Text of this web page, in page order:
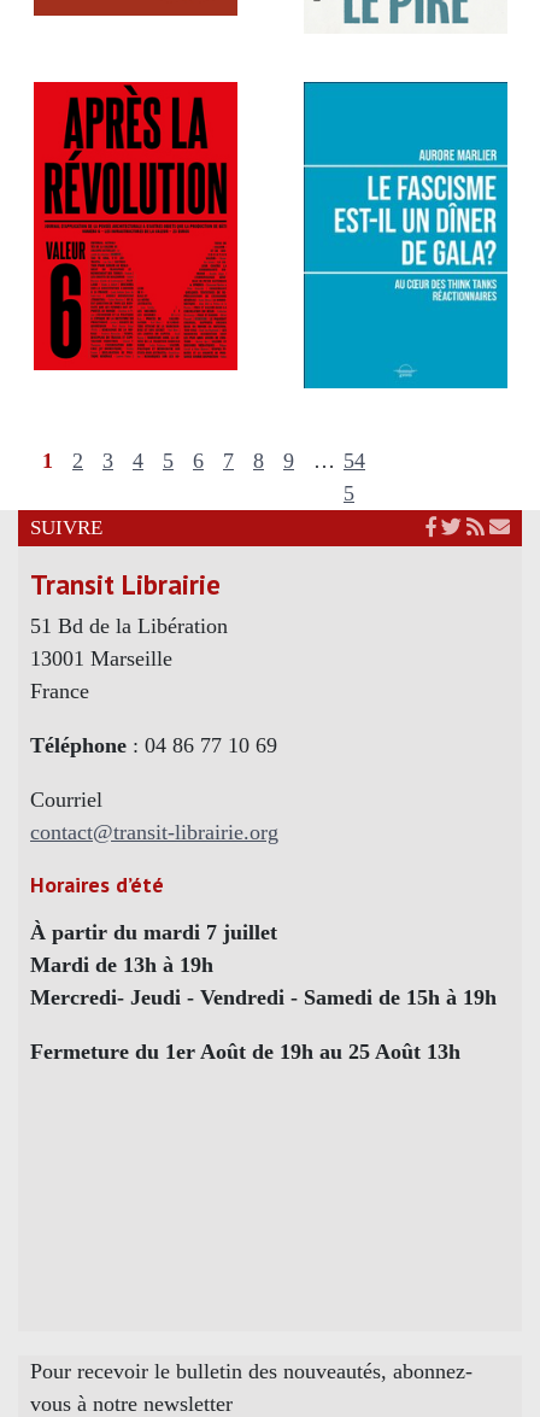
1 2 3 4 5 6 7 8 9 … 54
5
SUIVRE
Transit Librairie
51 Bd de la Libération
13001 Marseille
France
Téléphone : 04 86 77 10 69
Courriel
contact@transit-librairie.org
Horaires d’été
À partir du mardi 7 juillet
Mardi de 13h à 19h
Mercredi- Jeudi - Vendredi - Samedi de 15h à 19h
Fermeture du 1er Août de 19h au 25 Août 13h
Pour recevoir le bulletin des nouveautés, abonnez-
vous à notre newsletter